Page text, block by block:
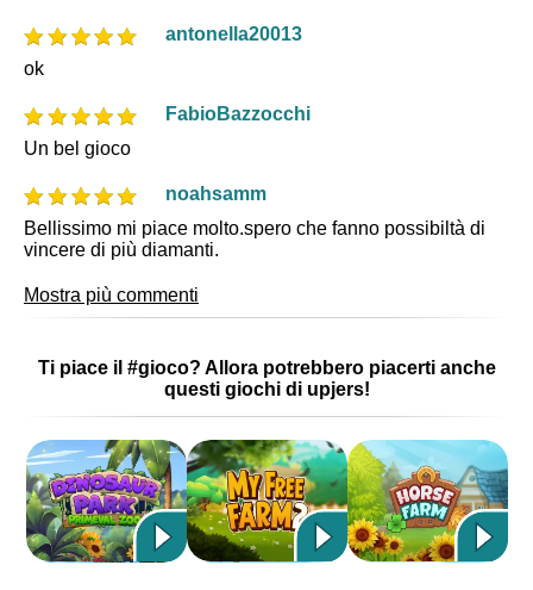
antonella20013
ok
FabioBazzocchi
Un bel gioco
noahsamm
Bellissimo mi piace molto.spero che fanno possibiltà di
vincere di più diamanti.
Mostra più commenti
Ti piace il #gioco? Allora potrebbero piacerti anche
questi giochi di upjers!